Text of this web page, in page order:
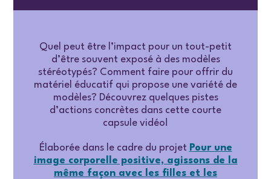
Quel peut être l’impact pour un tout-petit
d’être souvent exposé à des modèles
stéréotypés? Comment faire pour offrir du
matériel éducatif qui propose une variété de
modèles? Découvrez quelques pistes
d’actions concrètes dans cette courte
capsule vidéo!
Élaborée dans le cadre du projet Pour une
image corporelle positive, agissons de la
même façon avec les filles et les